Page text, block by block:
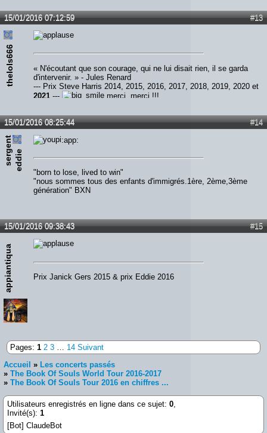
#13
15/01/2016 07:12:59
thelols666
« N'écoutant que son courage, qui ne lui disait rien, il se garda
d'intervenir. » - Jules Renard
--- Prix Steve Harris 2014, 2015, 2016, 2017, 2018, 2019, 2020 et
2021 --- merci, merci !!!
#14
15/01/2016 08:25:44
s
e
rg
e
n
t
e
d
d
ie
:app:
"born to lose, lived to win"
"nous sommes tous des enfants d'immigrés.1ère, 2ème,3ème
génération" BXN
#15
15/01/2016 09:38:43
appiantiqua Prix Janick Gers 2015 & prix Eddie 2016
Pages: 1 2 3 … 14 Suivant
Accueil » Les concerts passés
» The Book Of Souls World Tour 2016-2017
» The Book Of Souls Tour 2016 en chiffres ...
Utilisateurs enregistrés en ligne dans ce sujet: 0,
Invité(s): 1
[Bot] ClaudeBot